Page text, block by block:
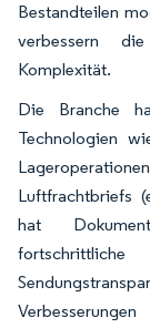
Bestandteilen
verbessern
Komplexität.
Die Branche
Technologien
Luftfrachtbriefs
hat